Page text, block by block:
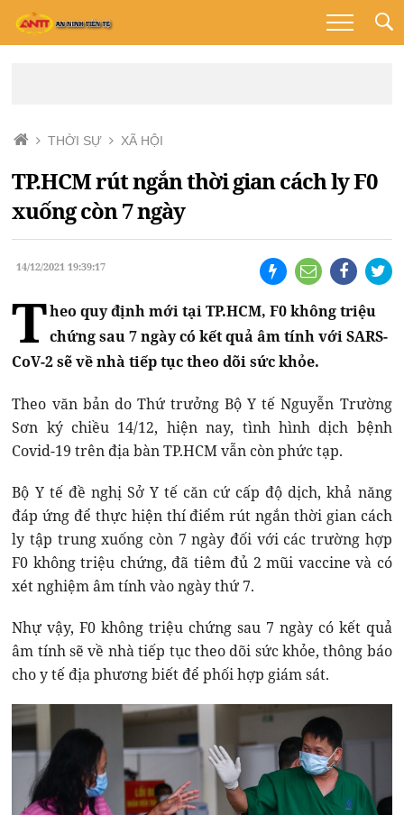
THỜI SỰ XÃ HỘI
TP.HCM rút ngắn thời gian cách ly F0
xuống còn 7 ngày
14/12/2021 19:39:17
Theo quy định mới tại TP.HCM, F0 không triệu
chứng sau 7 ngày có kết quả âm tính với SARS-
CoV-2 sẽ về nhà tiếp tục theo dõi sức khỏe.
Theo văn bản do Thứ trưởng Bộ Y tế Nguyễn Trường
Sơn ký chiều 14/12, hiện nay, tình hình dịch bệnh
Covid-19 trên địa bàn TP.HCM vẫn còn phức tạp.
Bộ Y tế đề nghị Sở Y tế căn cứ cấp độ dịch, khả năng
đáp ứng để thực hiện thí điểm rút ngắn thời gian cách
ly tập trung xuống còn 7 ngày đối với các trường hợp
F0 không triệu chứng, đã tiêm đủ 2 mũi vaccine và có
xét nghiệm âm tính vào ngày thứ 7.
Nhự vậy, F0 không triệu chứng sau 7 ngày có kết quả
âm tính sẽ về nhà tiếp tục theo dõi sức khỏe, thông báo
cho y tế địa phương biết để phối hợp giám sát.